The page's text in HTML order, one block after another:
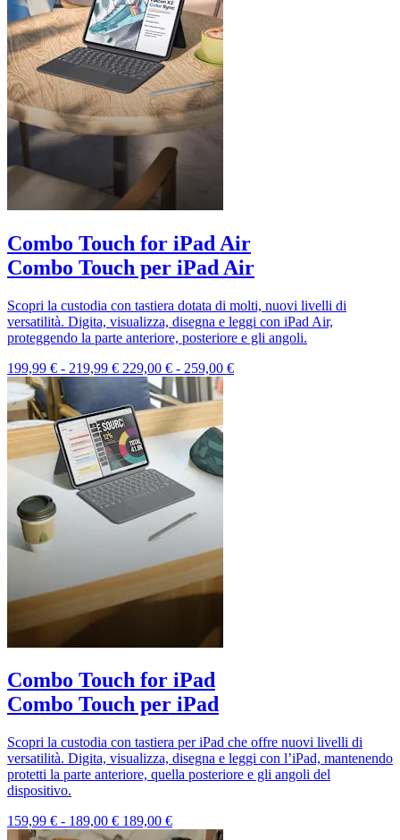
Combo Touch for iPad Air
Combo Touch per iPad Air
Scopri la custodia con tastiera dotata di molti, nuovi livelli di
versatilità. Digita, visualizza, disegna e leggi con iPad Air,
proteggendo la parte anteriore, posteriore e gli angoli.
199,99 € - 219,99 € 229,00 € - 259,00 €
Combo Touch for iPad
Combo Touch per iPad
Scopri la custodia con tastiera per iPad che offre nuovi livelli di
versatilità. Digita, visualizza, disegna e leggi con l’iPad, mantenendo
protetti la parte anteriore, quella posteriore e gli angoli del
dispositivo.
159,99 € - 189,00 € 189,00 €